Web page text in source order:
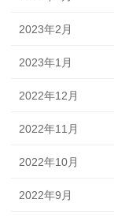
2023年2月
2023年1月
2022年12月
2022年11月
2022年10月
2022年9月